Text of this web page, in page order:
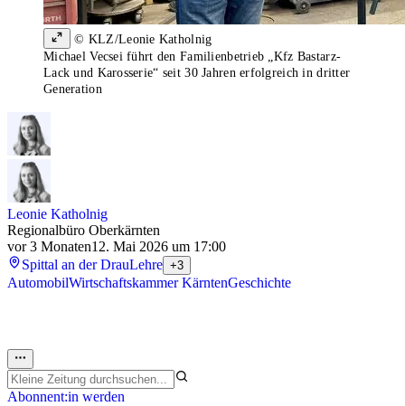
© KLZ/Leonie Katholnig
Michael Vecsei führt den Familienbetrieb „Kfz Bastarz-
Lack und Karosserie“ seit 30 Jahren erfolgreich in dritter
Generation
Leonie Katholnig
Regionalbüro Oberkärnten
vor 3 Monaten12. Mai 2026 um 17:00
Spittal an der DrauLehre +3
AutomobilWirtschaftskammer KärntenGeschichte
Abonnent:in werden